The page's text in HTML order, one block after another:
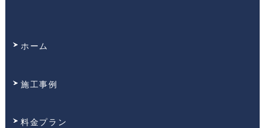
ホーム
施工事例
料金プラン